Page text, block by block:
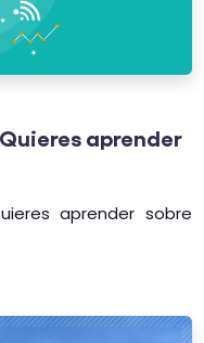
aprender
aprender sobre